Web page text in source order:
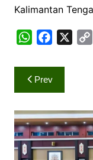
Kalimantan
W
a
t
A
p
p
c
e
o
o
k
Navigasi
pos
Prev